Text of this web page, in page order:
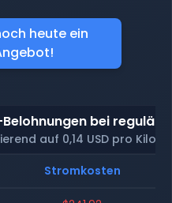
heute ein
bei
auf 0,14 USD pro
Stromkosten